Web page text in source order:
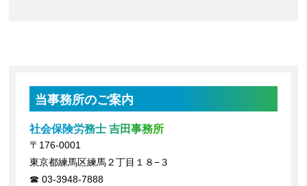
当事務所のご案内
社会保険労務士 吉田事務所
〒176-0001
東京都練馬区練馬２丁目１８−３
03-3948-7888